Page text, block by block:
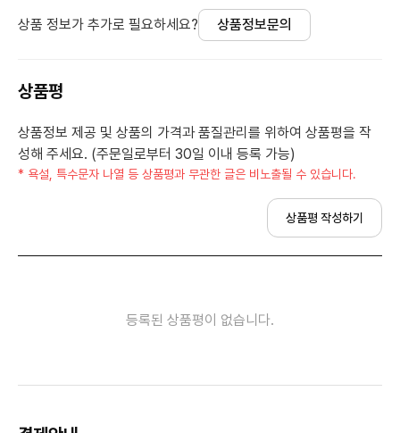
상품 정보가 추가로 필요하세요? 상품정보문의
상품평
상품정보 제공 및 상품의 가격과 품질관리를 위하여 상품평을 작
성해 주세요. (주문일로부터 30일 이내 등록 가능)
* 욕설, 특수문자 나열 등 상품평과 무관한 글은 비노출될 수 있습니다.
상품평 작성하기
등록된 상품평이 없습니다.